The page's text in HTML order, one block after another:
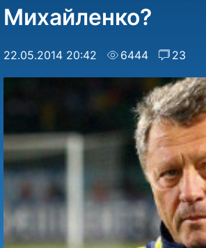
Михайленко?
22.05.2014 20:42 6444 23